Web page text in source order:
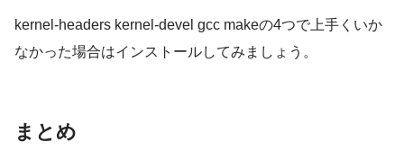
kernel-headers kernel-devel gcc makeの4つで上手くいか
なかった場合はインストールしてみましょう。
まとめ